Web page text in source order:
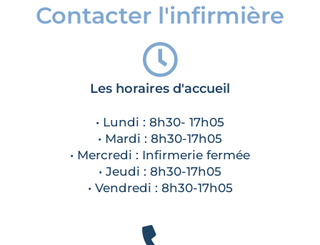
Contacter l'infirmière
Les horaires d'accueil
• Lundi : 8h30- 17h05
• Mardi : 8h30-17h05
• Mercredi : Infirmerie fermée
• Jeudi : 8h30-17h05
• Vendredi : 8h30-17h05